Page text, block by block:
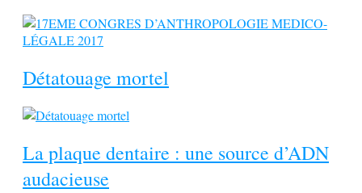
Détatouage mortel
La plaque dentaire : une source d’ADN
audacieuse